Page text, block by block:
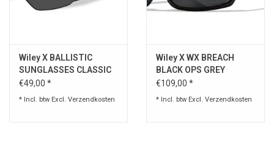
Wiley X BALLISTIC
SUNGLASSES CLASSIC
SABER™ ADVANCED
€49,00 *
* Incl. btw Excl. Verzendkosten
Wiley X WX BREACH
BLACK OPS GREY
€109,00 *
* Incl. btw Excl. Verzendkosten